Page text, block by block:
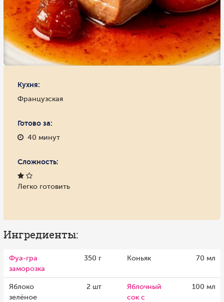
Кухня:
Французская
Готово за:
40 минут
Сложность:
Легко готовить
Ингредиенты:
Фуа-гра
заморозка
350 г Коньяк 70 мл
Яблоко
зелёное
2 шт
Яблочный
сок с
100 мл